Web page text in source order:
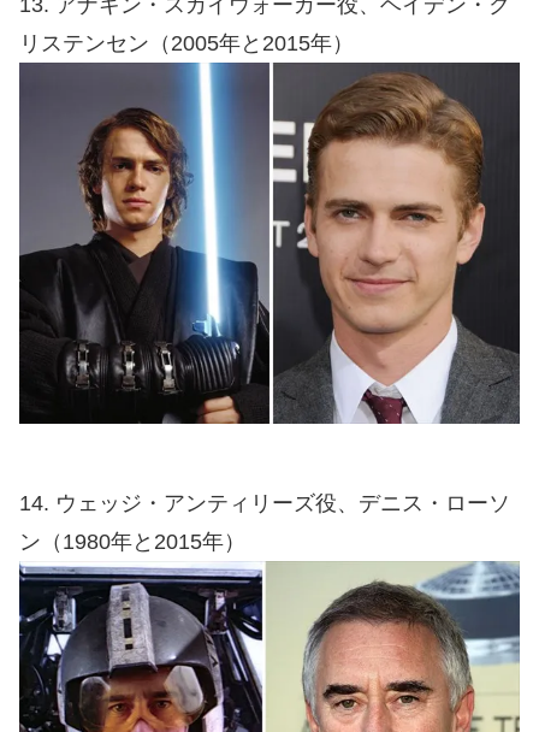
13. アナキン・スカイウォーカー役、ヘイデン・ク
リステンセン（2005年と2015年）
14. ウェッジ・アンティリーズ役、デニス・ローソ
ン（1980年と2015年）